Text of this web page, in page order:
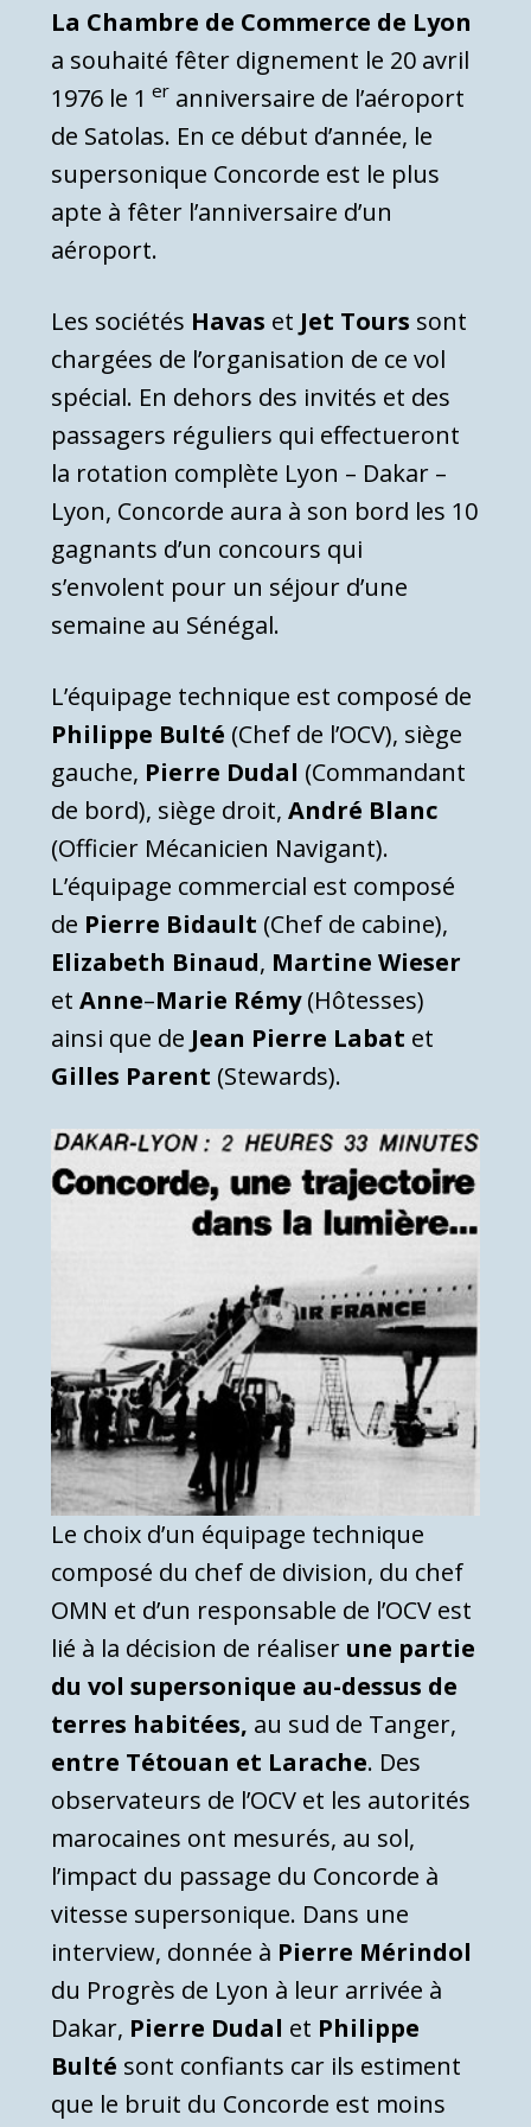
La Chambre de Commerce de Lyon
a souhaité fêter dignement le 20 avril
1976 le 1 eranniversaire de l’aéroport
de Satolas. En ce début d’année, le
supersonique Concorde est le plus
apte à fêter l’anniversaire d’un
aéroport.
Les sociétés Havas et Jet Tours sont
chargées de l’organisation de ce vol
spécial. En dehors des invités et des
passagers réguliers qui effectueront
la rotation complète Lyon – Dakar –
Lyon, Concorde aura à son bord les 10
gagnants d’un concours qui
s’envolent pour un séjour d’une
semaine au Sénégal.
L’équipage technique est composé de
Philippe Bulté (Chef de l’OCV), siège
gauche, Pierre Dudal (Commandant
de bord), siège droit, André Blanc
(Officier Mécanicien Navigant).
L’équipage commercial est composé
de Pierre Bidault (Chef de cabine),
Elizabeth Binaud, Martine Wieser
et Anne–Marie Rémy(Hôtesses)
ainsi que de Jean Pierre Labat et
Gilles Parent (Stewards).
Le choix d’un équipage technique
composé du chef de division, du chef
OMN et d’un responsable de l’OCV est
lié à la décision de réaliser une partie
du vol supersonique au-dessus de
terres habitées, au sud de Tanger,
entre Tétouan et Larache. Des
observateurs de l’OCV et les autorités
marocaines ont mesurés, au sol,
l’impact du passage du Concorde à
vitesse supersonique. Dans une
interview, donnée à Pierre Mérindol
du Progrès de Lyon à leur arrivée à
Dakar, Pierre Dudal et Philippe
Bulté sont confiants car ils estiment
que le bruit du Concorde est moins